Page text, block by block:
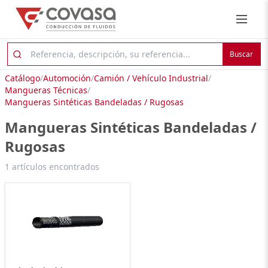
Buscar
Catálogo/Automoción/Camión / Vehículo Industrial/
Mangueras Técnicas/
Mangueras Sintéticas Bandeladas / Rugosas
Mangueras Sintéticas Bandeladas /
Rugosas
1 artículos encontrados